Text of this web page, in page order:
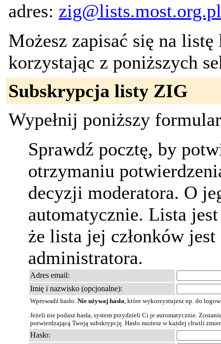
adres: zig@lists.most.org.pl
Możesz zapisać się na
korzystając z poniższych
Subskrypcja listy ZIG
Wypełnij poniższy
Sprawdź pocztę, by
otrzymaniu
decyzji moderatora. O
automatycznie. Lista
że lista jej członków
administratora.
Adres email:
Imię i nazwisko (opcjonalne):
Wprowadź hasło. Nie używaj hasła, które wykorzystujesz np. do
Jeżeli nie podasz hasła, system przydzieli Ci je automatycznie.
potwierdzającą Twoją subskrypcję. Hasło możesz w każdej chwili
Hasło: